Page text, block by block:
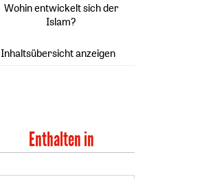
Wohin entwickelt sich der
Islam?
Inhaltsübersicht anzeigen
Enthalten in